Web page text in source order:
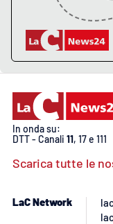
Ilvibonese.it
In onda su:
DTT - Canali 11, 17 e 111
Scarica tutte le
LaC Network